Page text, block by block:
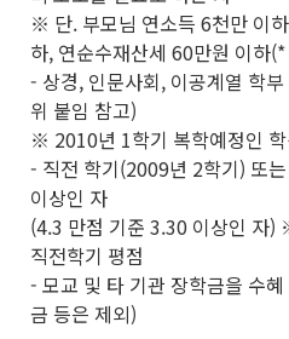
※ 단. 부모님 연소득 6천만 이
하, 연순수재산세 60만원 이하
- 상경, 인문사회, 이공계열 학
위 붙임 참고)
※ 2010년 1학기 복학예정인
- 직전 학기(2009년 2학기) 또
이상인 자
(4.3 만점 기준 3.30 이상인 자
직전학기 평점
- 모교 및 타 기관 장학금을 수
금 등은 제외)